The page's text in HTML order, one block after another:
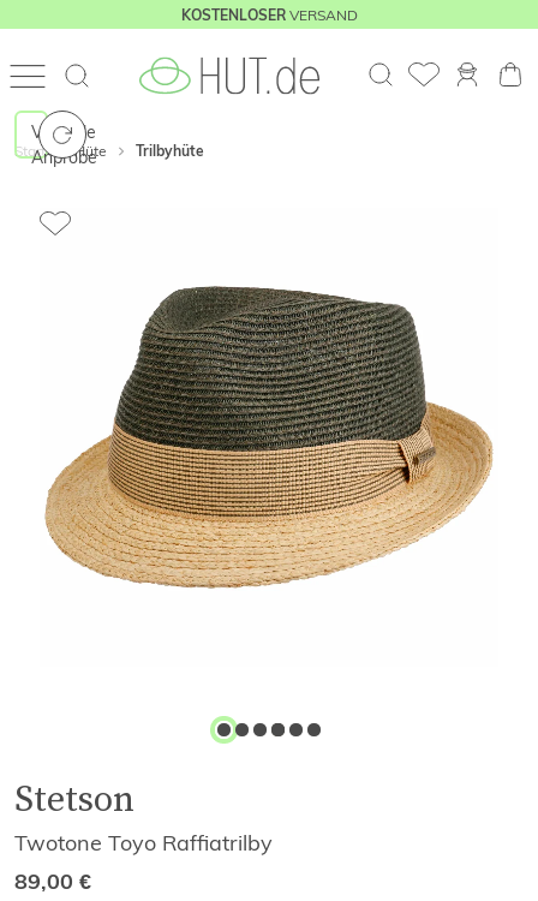
KOSTENLOSERVERSAND
Start Hüte Trilbyhüte
Virtuelle
Anprobe
Stetson
Twotone Toyo Raffiatrilby
89,00 €